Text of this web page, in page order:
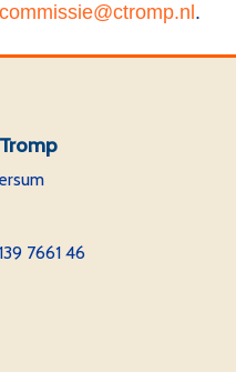
@ctromp.nl .
7661 46